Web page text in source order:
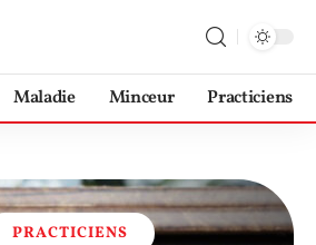
Maladie Minceur Practiciens
PRACTICIENS